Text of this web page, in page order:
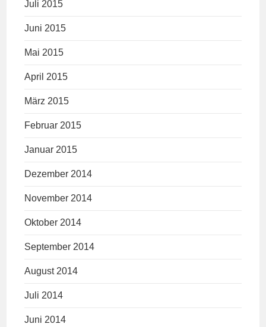
Juli 2015
Juni 2015
Mai 2015
April 2015
März 2015
Februar 2015
Januar 2015
Dezember 2014
November 2014
Oktober 2014
September 2014
August 2014
Juli 2014
Juni 2014